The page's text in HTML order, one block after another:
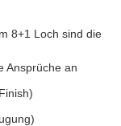
8+1 Loch sind die
Ansprüche an